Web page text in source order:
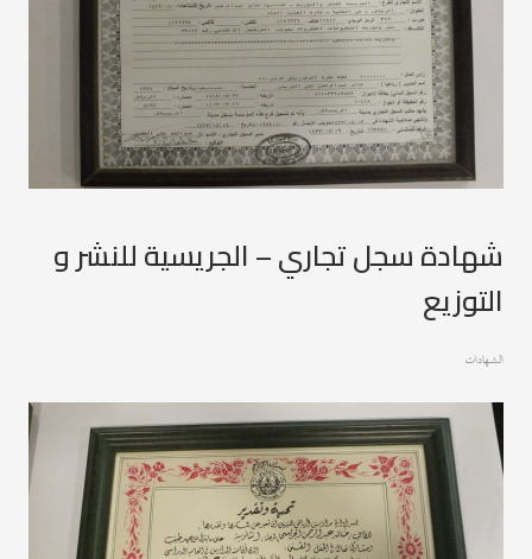
شهادة سجل تجاري – الجريسية للنشر و
التوزيع
الشهادات